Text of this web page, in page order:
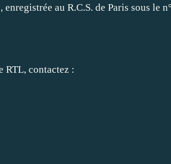
au R.C.S. de Paris sous le
RTL, contactez :